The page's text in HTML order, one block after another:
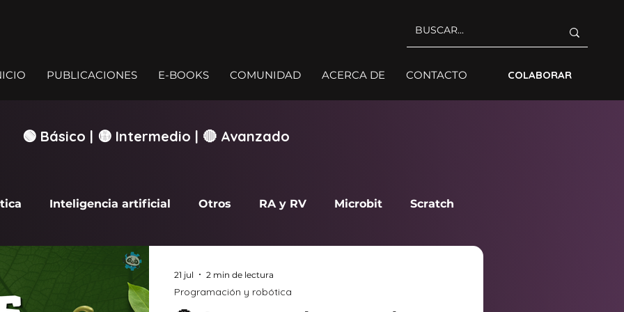
PUBLICACIONES E-BOOKS COMUNIDAD ACERCA DE CONTACTO COLABORAR
🟢 Básico | 🟡 Intermedio | 🔴 Avanzado
Inteligencia artificial Otros RA y RV Microbit Scratch
Programación y robótica
21 jul 2 min de lectura